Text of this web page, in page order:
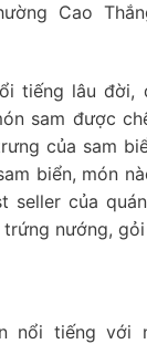
Cao
tiếng lâu đời,
sam được
của sam
biển, món
seller của
nướng,
nổi tiếng với